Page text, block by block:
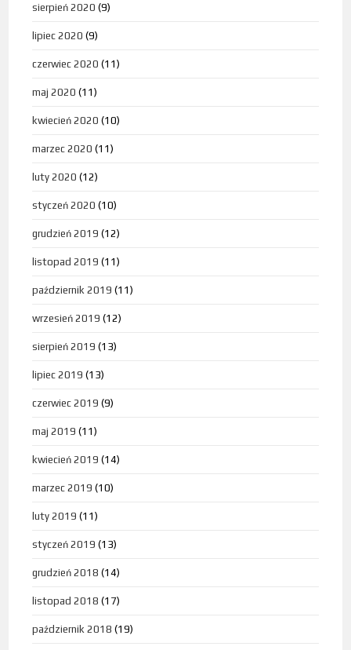
sierpień 2020 (9)
lipiec 2020 (9)
czerwiec 2020 (11)
maj 2020 (11)
kwiecień 2020 (10)
marzec 2020 (11)
luty 2020 (12)
styczeń 2020 (10)
grudzień 2019 (12)
listopad 2019 (11)
październik 2019 (11)
wrzesień 2019 (12)
sierpień 2019 (13)
lipiec 2019 (13)
czerwiec 2019 (9)
maj 2019 (11)
kwiecień 2019 (14)
marzec 2019 (10)
luty 2019 (11)
styczeń 2019 (13)
grudzień 2018 (14)
listopad 2018 (17)
październik 2018 (19)